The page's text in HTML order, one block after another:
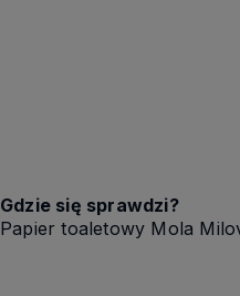
Gdzie się sprawdzi?
Papier toaletowy Mola